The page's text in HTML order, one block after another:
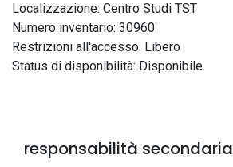
Localizzazione: Centro Studi TST
Numero inventario: 30960
Restrizioni all'accesso: Libero
Status di disponibilità: Disponibile
responsabilità secondaria